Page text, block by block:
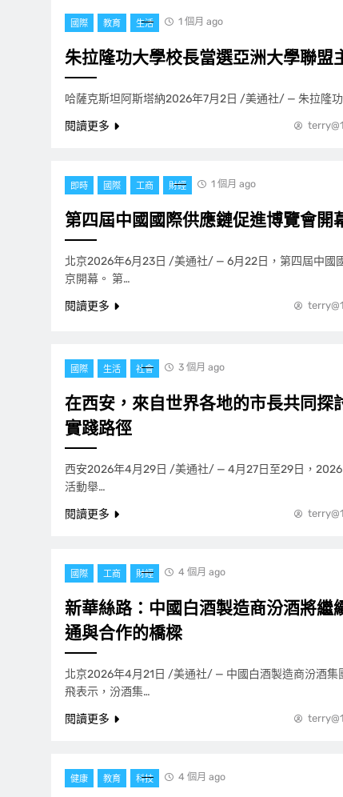
國際 教育 生活 1 個月 ago
朱拉隆功大學校長當選亞洲大學聯盟
哈薩克斯坦阿斯塔納2026年7月2日 /美通社/ — 朱拉隆
閱讀更多
即時 國際 工商 財經 1 個月 ago
第四屆中國國際供應鏈促進博覽會開
北京2026年6月23日 /美通社/ — 6月22日，第四屆中國
京開幕。 第…
閱讀更多
國際 生活 社會 3 個月 ago
在西安，來自世界各地的市長共同探
實踐路徑
西安2026年4月29日 /美通社/ — 4月27日至29日，2026
活動舉…
閱讀更多
國際 工商 財經 4 個月 ago
新華絲路：中國白酒製造商汾酒將繼
通與合作的橋樑
北京2026年4月21日 /美通社/ — 中國白酒製造商汾酒集
飛表示，汾酒集…
閱讀更多
健康 教育 科技 4 個月 ago